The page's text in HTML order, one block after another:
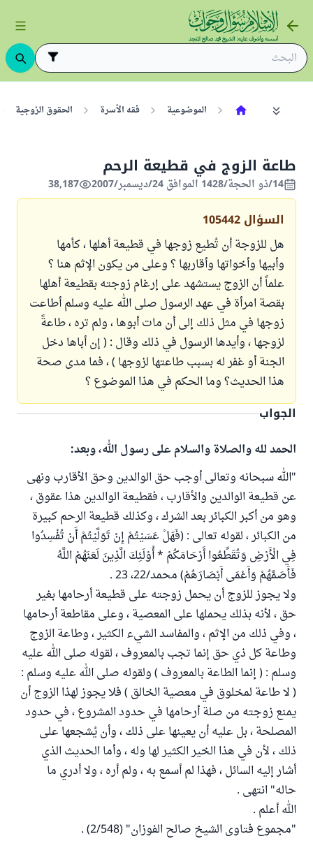
الموضوعية فقه الأسرة الحقوق الزوجية
طاعة الزوج في قطيعة الرحم
14/ذو الحجة/1428 الموافق 24/ديسمبر/2007 38,187
السؤال 105442
هل للزوجة أن تُطيع زوجها في قطيعة أهلها ، كأمها
وأبيها وأخواتها وأقاربها ؟ وعلى من يكون الإثم هنا ؟
علماً أن الزوج يستشهد على إرغام زوجته بقطيعة أهلها
بقصة امرأة في عهد الرسول صلى الله عليه وسلم أطاعت
زوجها في مثل ذلك إلى أن مات أبوها ، ولم تره ، طاعةً
لزوجها ، وأيدها الرسول في ذلك وقال : ( إن أباها دخل
الجنة أو غفر له بسبب طاعتها لزوجها ) ، فما مدى صحة
هذا الحديث؟ وما الحكم في هذا الموضوع ؟
الجواب
الحمد لله والصلاة والسلام على رسول الله، وبعد:
"الله سبحانه وتعالى أوجب حق الوالدين وحق الأقارب ونهى
عن قطيعة الوالدين والأقارب ، فقطيعة الوالدين هذا عقوق ،
وهو من أكبر الكبائر بعد الشرك ، وكذلك قطيعة الرحم كبيرة
من الكبائر ، لقوله تعالى : (فَهَلْ عَسَيْتُمْ إِنْ تَوَلَّيْتُمْ أَنْ تُفْسِدُوا
فِي الْأَرْضِ وَتُقَطِّعُوا أَرْحَامَكُمْ * أُوْلَئِكَ الَّذِينَ لَعَنَهُمْ اللَّهُ
فَأَصَمَّهُمْ وَأَعْمَى أَبْصَارَهُمْ) محمد/22، 23 .
ولا يجوز للزوج أن يحمل زوجته على قطيعة أرحامها بغير
حق ، لأنه بذلك يحملها على المعصية ، وعلى مقاطعة أرحامها
، وفي ذلك من الإثم ، والمفاسد الشيء الكثير ، وطاعة الزوج
وطاعة كل ذي حق إنما تجب بالمعروف ، لقوله صلى الله عليه
وسلم : ( إنما الطاعة بالمعروف ) ولقوله صلى الله عليه وسلم :
( لا طاعة لمخلوق في معصية الخالق ) فلا يجوز لهذا الزوج أن
يمنع زوجته من صلة أرحامها في حدود المشروع ، في حدود
المصلحة ، بل عليه أن يعينها على ذلك ، وأن يُشجعها على
ذلك ، لأن في هذا الخير الكثير لها وله ، وأما الحديث الذي
أشار إليه السائل ، فهذا لم أسمع به ، ولم أره ، ولا أدري ما
حاله" انتهى .
الله أعلم .
"مجموع فتاوى الشيخ صالح الفوزان" (2/548) .